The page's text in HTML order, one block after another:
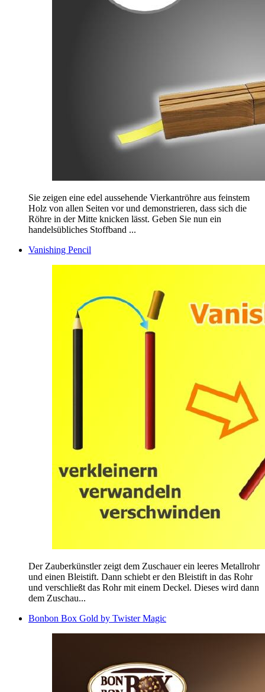
Sie zeigen eine edel aussehende Vierkantröhre aus feinstem
Holz von allen Seiten vor und demonstrieren, dass sich die
Röhre in der Mitte knicken lässt. Geben Sie nun ein
handelsübliches Stoffband ...
Vanishing Pencil
Der Zauberkünstler zeigt dem Zuschauer ein leeres Metallrohr
und einen Bleistift. Dann schiebt er den Bleistift in das Rohr
und verschließt das Rohr mit einem Deckel. Dieses wird dann
dem Zuschau...
Bonbon Box Gold by Twister Magic